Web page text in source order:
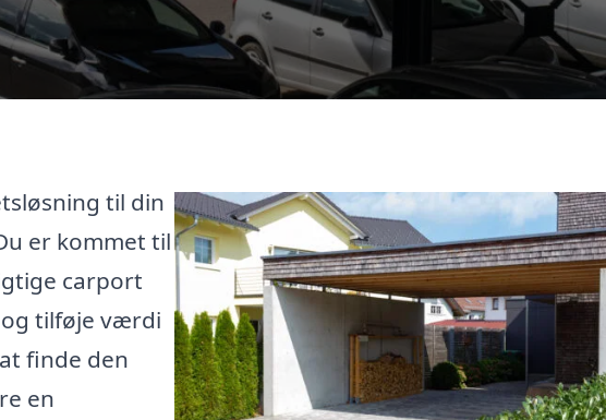
til din
er kommet til
carport
tilføje værdi
finde den
en